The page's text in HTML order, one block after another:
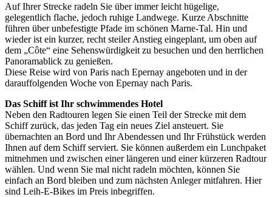
Auf Ihrer Strecke radeln Sie über immer leicht hügelige,
gelegentlich flache, jedoch ruhige Landwege. Kurze Abschnitte
führen über unbefestigte Pfade im schönen Marne-Tal. Hin und
wieder ist ein kurzer, recht steiler Anstieg eingeplant, um oben auf
dem „Côte“ eine Sehenswürdigkeit zu besuchen und den herrlichen
Panoramablick zu genießen.
Diese Reise wird von Paris nach Epernay angeboten und in der
darauffolgenden Woche von Epernay nach Paris.
Das Schiff ist Ihr schwimmendes Hotel
Neben den Radtouren legen Sie einen Teil der Strecke mit dem
Schiff zurück, das jeden Tag ein neues Ziel ansteuert. Sie
übernachten an Bord und Ihr Abendessen und Ihr Frühstück werden
Ihnen auf dem Schiff serviert. Sie können außerdem ein Lunchpaket
mitnehmen und zwischen einer längeren und einer kürzeren Radtour
wählen. Und wenn Sie mal nicht radeln möchten, können Sie
einfach an Bord bleiben und zum nächsten Anleger mitfahren. Hier
sind Leih-E-Bikes im Preis inbegriffen.